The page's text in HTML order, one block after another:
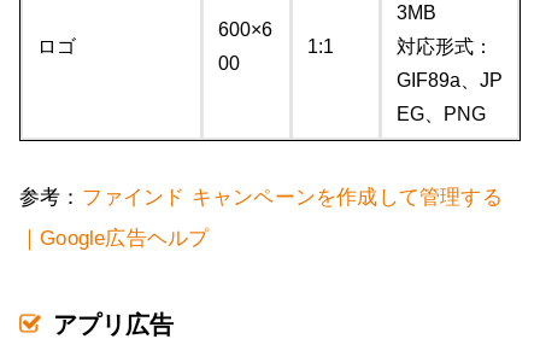
ロゴ
600×6
00
1:1
3MB
対応形式：
GIF89a、JP
EG、PNG
参考： ファインド キャンペーンを作成して管理する
｜Google広告ヘルプ
アプリ広告